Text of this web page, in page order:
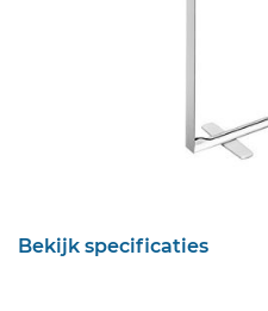
Bekijk specificaties